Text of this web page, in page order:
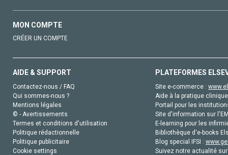
MON COMPTE
CRÉER UN COMPTE
AIDE & SUPPORT
Contactez-nous / FAQ
Qui sommes-nous ?
Mentions légales
© - Avertissements
Termes et conditions d'utilisation
Politique rédactionnelle
Politique publicitaire
Cookie settings
PLATEFORMES
Site e-commerce :
Aide à la pratique
Portail pour les
Site d'information sur
E-learning pour les
Bibliothèque d'e-books
Blog special IFSI :
Suivez notre actualité